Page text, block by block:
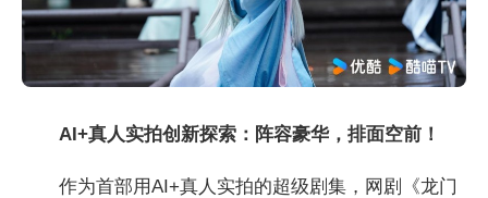
AI+真人实拍创新探索：阵容豪华，排面空前！
作为首部用AI+真人实拍的超级剧集，网剧《龙门